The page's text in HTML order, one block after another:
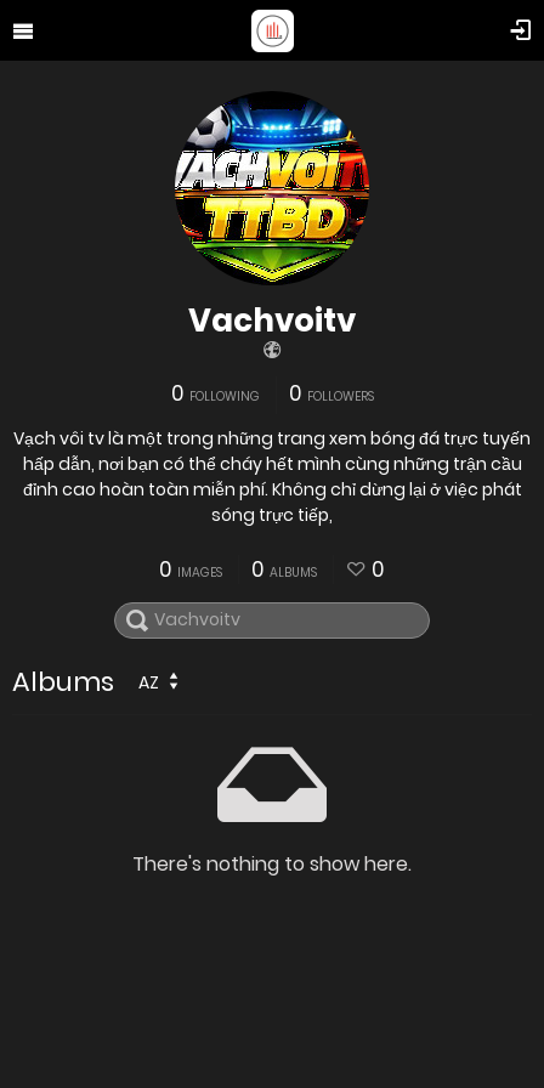
Vachvoitv
0 FOLLOWING 0 FOLLOWERS
Vạch vôi tv là một trong những trang xem bóng đá trực tuyến
hấp dẫn, nơi bạn có thể cháy hết mình cùng những trận cầu
đỉnh cao hoàn toàn miễn phí. Không chỉ dừng lại ở việc phát
sóng trực tiếp,
0 IMAGES 0 ALBUMS 0
Albums AZ
There's nothing to show here.